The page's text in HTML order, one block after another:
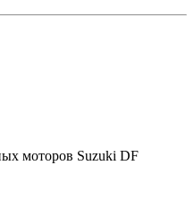
моторов Suzuki DF